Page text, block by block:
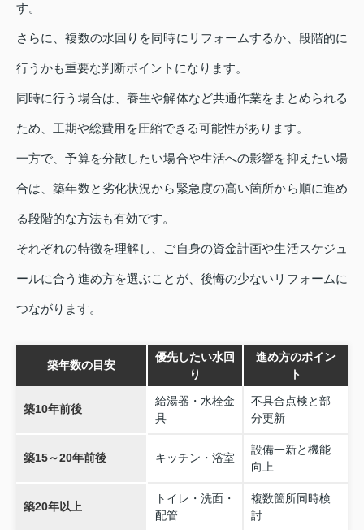
す。
さらに、複数の水回りを同時にリフォームするか、段階的に
行うかも重要な判断ポイントになります。
同時に行う場合は、養生や解体など共通作業をまとめられる
ため、工期や総費用を圧縮できる可能性があります。
一方で、予算を分散したい場合や生活への影響を抑えたい場
合は、築年数と劣化状況から緊急度の高い箇所から順に進め
る段階的な方法も有効です。
それぞれの特徴を理解し、ご自身の資金計画や生活スケジュ
ールに合う進め方を選ぶことが、後悔の少ないリフォームに
つながります。
築年数の目安
優先したい水回
り
進め方のポイン
ト
築10年前後
給湯器・水栓金
具
不具合点検と部
分更新
築15～20年前後 キッチン・浴室
設備一新と機能
向上
築20年以上
トイレ・洗面・
配管
複数箇所同時検
討